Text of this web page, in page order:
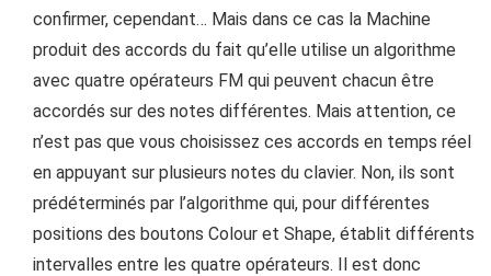
confirmer, cependant… Mais dans ce cas la Machine
produit des accords du fait qu’elle utilise un algorithme
avec quatre opérateurs FM qui peuvent chacun être
accordés sur des notes différentes. Mais attention, ce
n’est pas que vous choisissez ces accords en temps réel
en appuyant sur plusieurs notes du clavier. Non, ils sont
prédéterminés par l’algorithme qui, pour différentes
positions des boutons Colour et Shape, établit différents
intervalles entre les quatre opérateurs. Il est donc